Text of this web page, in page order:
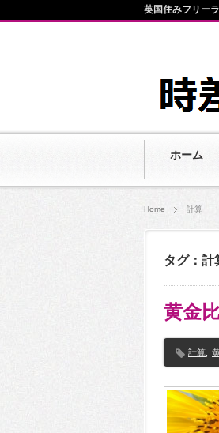
ホーム
英国住みフリー
Home 計算
タグ：計
黄金
計算